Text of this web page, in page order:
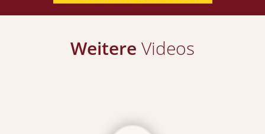
Weitere Videos